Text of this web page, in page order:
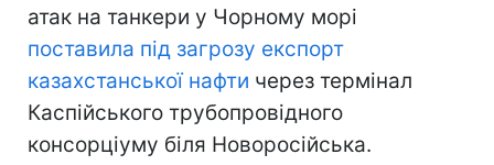
атак на танкери у Чорному морі
поставила під загрозу експорт
казахстанської нафти через термінал
Каспійського трубопровідного
консорціуму біля Новоросійська.